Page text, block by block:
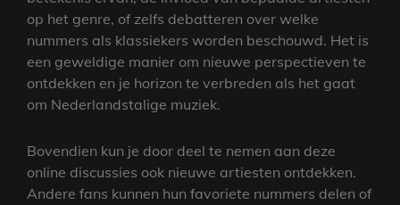
op het genre, of zelfs debatteren over welke
nummers als klassiekers worden beschouwd. Het is
een geweldige manier om nieuwe perspectieven te
ontdekken en je horizon te verbreden als het gaat
om Nederlandstalige muziek.
Bovendien kun je door deel te nemen aan deze
online discussies ook nieuwe artiesten ontdekken.
Andere fans kunnen hun favoriete nummers delen of